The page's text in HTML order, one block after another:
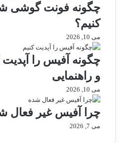
چگونه فونت گوشی
کنیم؟
می 10, 2026
چگونه آفیس را
و راهنمایی
می 10, 2026
چرا آفیس غیر فعال
می 7, 2026